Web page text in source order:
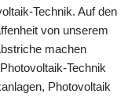
Technik. Auf den
von unserem
machen
Technik
Photovoltaik